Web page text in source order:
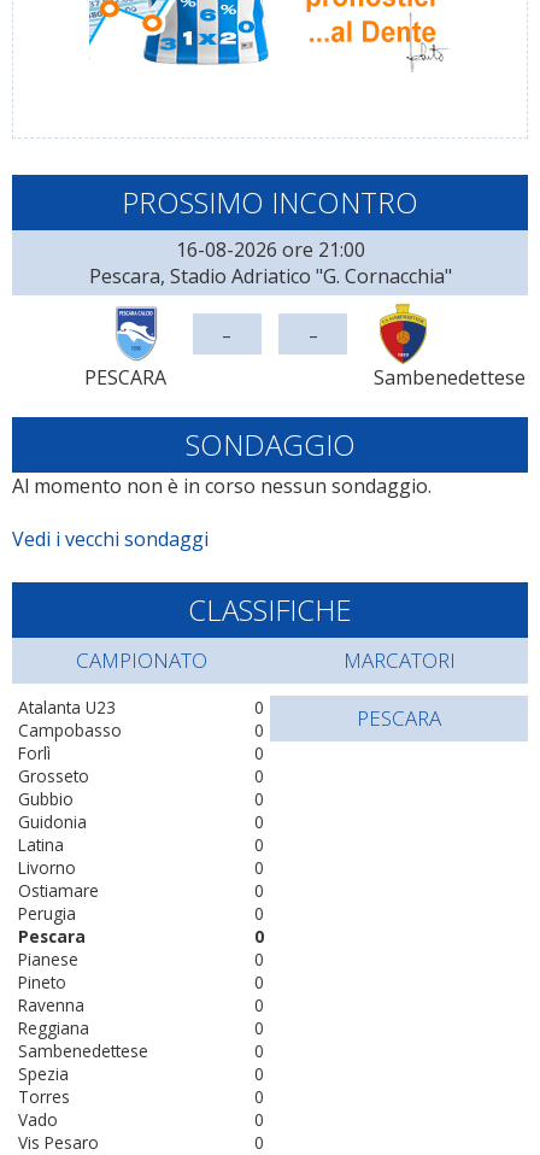
PROSSIMO INCONTRO
16-08-2026 ore 21:00
Pescara, Stadio Adriatico "G. Cornacchia"
PESCARA
- -
Sambenedettese
SONDAGGIO
Al momento non è in corso nessun sondaggio.
Vedi i vecchi sondaggi
CLASSIFICHE
CAMPIONATO
0
Atalanta U23
0
Campobasso
0
Forlì
0
Grosseto
0
Gubbio
0
Guidonia
0
Latina
0
Livorno
0
Ostiamare
0
Perugia
0
Pescara
0
Pianese
0
Pineto
0
Ravenna
0
Reggiana
0
Sambenedettese
0
Spezia
0
Torres
0
Vado
0
Vis Pesaro
MARCATORI
PESCARA